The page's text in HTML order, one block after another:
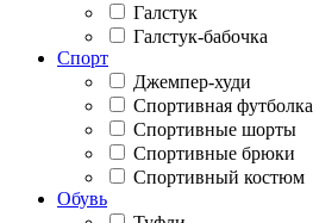
Галстук
Галстук-бабочка
Спорт
Джемпер-худи
Спортивная футболка
Спортивные шорты
Спортивные брюки
Спортивный костюм
Обувь